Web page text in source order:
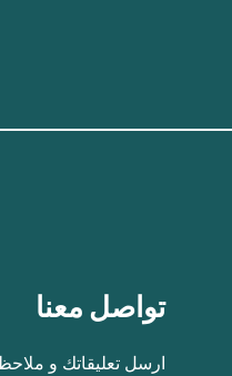
تواصل معنا
ارسل تعليقاتك و